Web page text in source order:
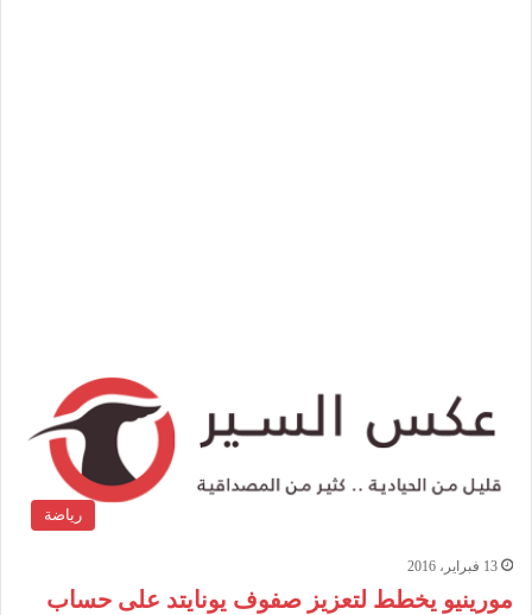
رياضة
13 فبراير، 2016
مورينيو يخطط لتعزيز صفوف يونايتد على حساب